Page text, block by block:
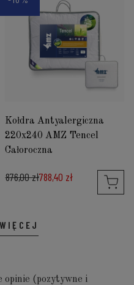
Kołdra Antyalergiczna
220x240 AMZ Tencel
Całoroczna
876,00 zł788,40 zł
opinie (pozytywne i